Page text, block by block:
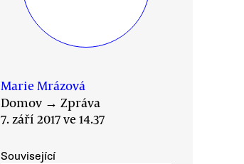
Marie Mrázová
Domov → Zpráva
7. září 2017 ve 14.37
Související